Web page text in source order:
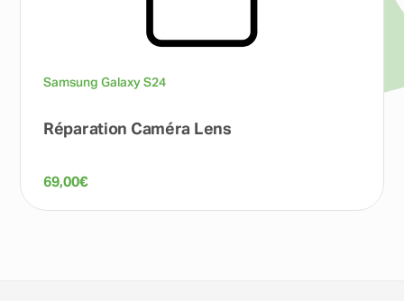
Samsung Galaxy S24
Réparation Caméra Lens
69,00€